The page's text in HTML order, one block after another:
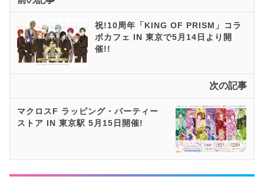
祝!10周年「KING OF PRISM」コラ
ボカフェ IN 東京で5月14日より開
催!!
次の記事
マクロスF ラッピング・パーティー
ストア IN 東京駅 5月15日開催!